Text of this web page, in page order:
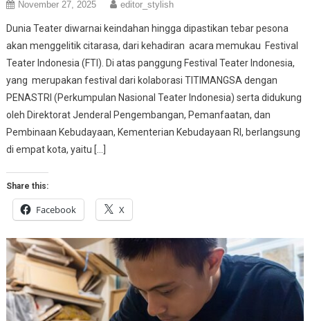
November 27, 2025 editor_stylish
Dunia Teater diwarnai keindahan hingga dipastikan tebar pesona
akan menggelitik citarasa, dari kehadiran acara memukau Festival
Teater Indonesia (FTI). Di atas panggung Festival Teater Indonesia,
yang merupakan festival dari kolaborasi TITIMANGSA dengan
PENASTRI (Perkumpulan Nasional Teater Indonesia) serta didukung
oleh Direktorat Jenderal Pengembangan, Pemanfaatan, dan
Pembinaan Kebudayaan, Kementerian Kebudayaan RI, berlangsung
di empat kota, yaitu […]
Share this:
Facebook X